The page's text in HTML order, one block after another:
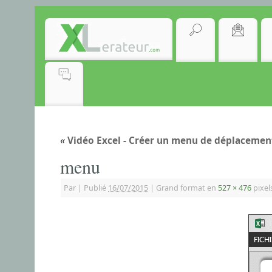
«Vidéo Excel - Créer un menu de
menu
Par | Publié 16/07/2015 | Grand format en 527 × 476